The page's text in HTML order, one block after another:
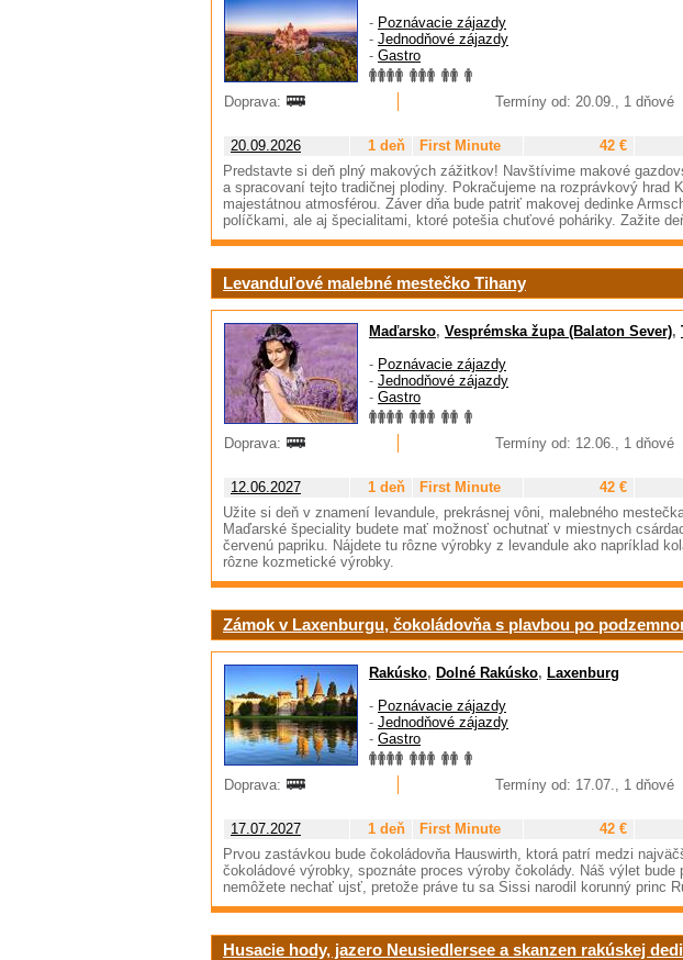
- Poznávacie zájazdy
- Jednodňové zájazdy
- Gastro
Doprava:
Termíny od: 20.09., 1 dňové
20.09.2026 1 deň First Minute 42 €
Predstavte si deň plný makových zážitkov! Navštívime makové
a spracovaní tejto tradičnej plodiny. Pokračujeme na rozprávkový hrad
majestátnou atmosférou. Záver dňa bude patriť makovej dedinke
políčkami, ale aj špecialitami, ktoré potešia chuťové poháriky. Zažite
Levanduľové malebné mestečko Tihany
Maďarsko, Vesprémska župa (Balaton Sever),
- Poznávacie zájazdy
- Jednodňové zájazdy
- Gastro
Doprava:
Termíny od: 12.06., 1 dňové
12.06.2027 1 deň First Minute 42 €
Užite si deň v znamení levandule, prekrásnej vôni, malebného
Maďarské špeciality budete mať možnosť ochutnať v miestnych
červenú papriku. Nájdete tu rôzne výrobky z levandule ako napríklad
rôzne kozmetické výrobky.
Zámok v Laxenburgu, čokoládovňa s plavbou po
Rakúsko, Dolné Rakúsko, Laxenburg
- Poznávacie zájazdy
- Jednodňové zájazdy
- Gastro
Doprava:
Termíny od: 17.07., 1 dňové
17.07.2027 1 deň First Minute 42 €
Prvou zastávkou bude čokoládovňa Hauswirth, ktorá patrí medzi
čokoládové výrobky, spoznáte proces výroby čokolády. Náš výlet
nemôžete nechať ujsť, pretože práve tu sa Sissi narodil korunný princ
Husacie hody, jazero Neusiedlersee a skanzen rakúskej